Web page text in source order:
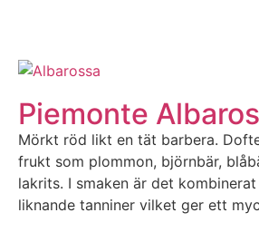
Piemonte
Mörkt röd likt en tät barbera.
frukt som plommon, björnbär,
lakrits. I smaken är det
liknande tanniner vilket ger ett